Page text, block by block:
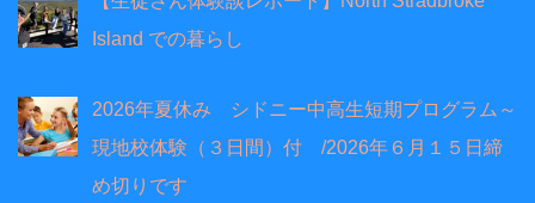
Island での暮らし
2026年夏休み シドニー中高生短期プログラム～
現地校体験（３日間）付 /2026年６月１５日締
め切りです